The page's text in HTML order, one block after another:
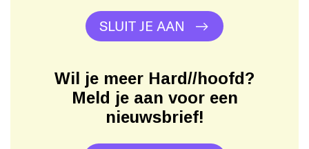
SLUIT JE AAN
Wil je meer Hard//hoofd?
Meld je aan voor een
nieuwsbrief!